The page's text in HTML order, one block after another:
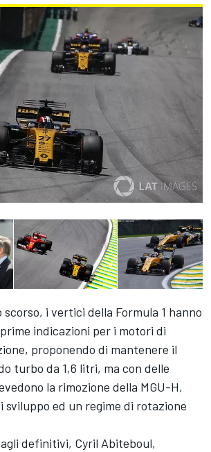
i vertici della Formula 1 hanno
indicazioni per i motori di
proponendo di mantenere il
turbo da 1,6 litri, ma con delle
la rimozione della MGU-H,
ed un regime di rotazione
definitivi, Cyril Abiteboul,